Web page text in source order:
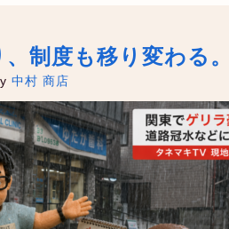
制度も移り変わる。
中村 商店